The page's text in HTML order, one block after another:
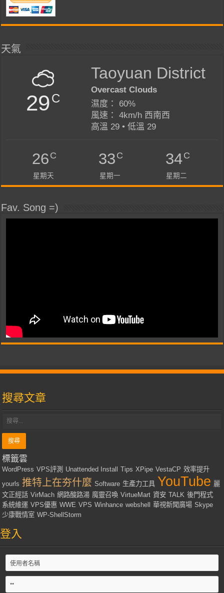
天氣
29C
Taoyuan District
Overcast Clouds
濕度： 60%
風速： 4km/h 西南西
高溫 29 • 低溫 29
26C
星期天
33C
星期一
34C
星期二
Fav. Song =)
搜尋文章
標籤雲
WordPress VPS評測 Unattended Install Tips XPipe VestaCP 效率提升
yourls 推特上在夯什麼 Software 生產力工具 YouTube 麗
文正經話 VirMach 網路酸路湯 魔靈召喚 VirtueMart 資安 TALK 後門程式
系統維運 VPS優惠 WWE VPS Winhance webshell 華視新聞廣場 Skype
少康戰情室 WP-ShellStorm
登入